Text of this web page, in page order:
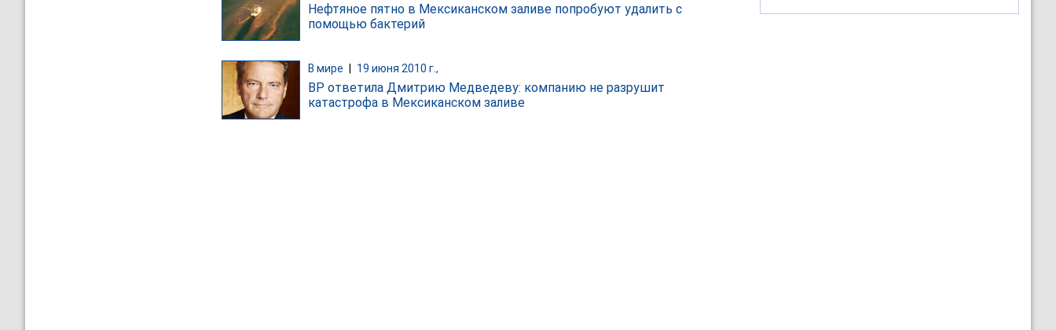
Нефтяное пятно в Мексиканском заливе попробуют удалить с
помощью бактерий
В мире 19 июня 2010 г.,
BP ответила Дмитрию Медведеву: компанию не разрушит
катастрофа в Мексиканском заливе